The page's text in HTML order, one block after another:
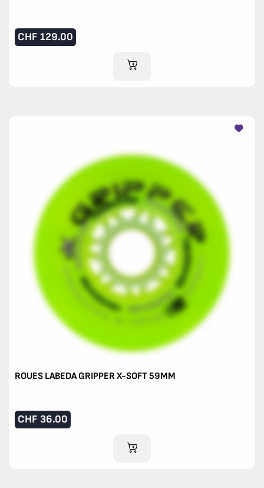
CHF 129.00
AJOUTER AU PANIER
ROUES LABEDA GRIPPER X-SOFT 59MM
CHF 36.00
AJOUTER AU PANIER